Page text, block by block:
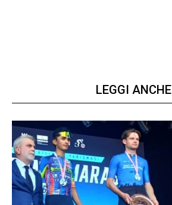
LEGGI ANCHE